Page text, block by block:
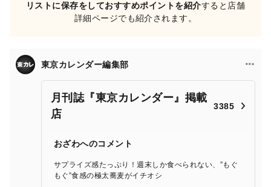
リストに保存をしておすすめポイントを紹介すると店舗
詳細ページでも紹介されます。
東京カレンダー編集部
月刊誌『東京カレンダー』掲載
店
3385
おざわへのコメント
サプライズ感たっぷり！週末しか食べられない、”もぐ
もぐ”食感の極太蕎麦がイチオシ